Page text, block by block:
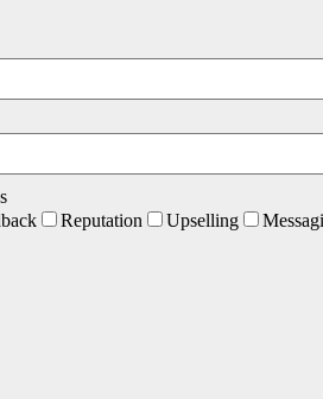
Reputation Upselling